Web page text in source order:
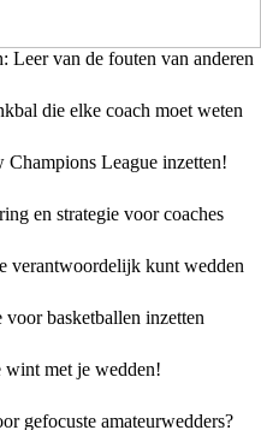
Leer van de fouten van anderen
die elke coach moet weten
League inzetten!
en strategie voor coaches
verantwoordelijk kunt wedden
basketballen inzetten
met je wedden!
gefocuste amateurwedders?